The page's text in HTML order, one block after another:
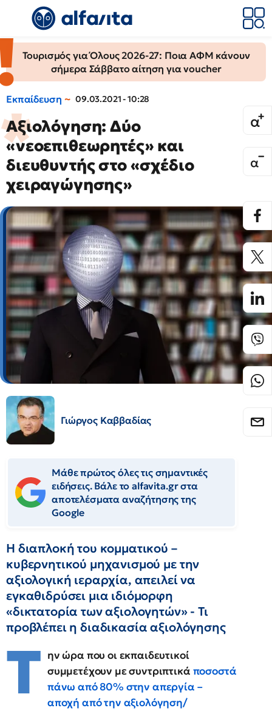
Τουρισμός για Όλους 2026-27: Ποια ΑΦΜ κάνουν
σήμερα Σάββατο αίτηση για voucher
Εκπαίδευση 09.03.2021 - 10:28
Αξιολόγηση: Δύο
«νεοεπιθεωρητές» και
διευθυντής στο «σχέδιο
χειραγώγησης»
Γιώργος Καββαδίας
Μάθε πρώτος όλες τις σημαντικές
ειδήσεις. Βάλε το alfavita.gr στα
αποτελέσματα αναζήτησης της
Google
Η διαπλοκή του κομματικού –
κυβερνητικού μηχανισμού με την
αξιολογική ιεραρχία, απειλεί να
εγκαθιδρύσει μια ιδιόμορφη
«δικτατορία των αξιολογητών» - Τι
προβλέπει η διαδικασία αξιολόγησης
Τ ην ώρα που οι εκπαιδευτικοί
συμμετέχουν με συντριπτικά ποσοστά
πάνω από 80% στην απεργία –
αποχή από την αξιολόγηση/